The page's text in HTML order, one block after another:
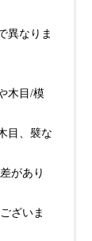
異なりま
木目/模
目、襞な
があり
ざいま